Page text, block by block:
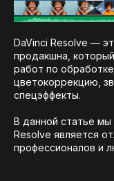
DaVinci Resolve —
продакшна,
работ по
цветокоррекцию,
спецэффекты.
В данной статье мы
Resolve является
профессионалов и